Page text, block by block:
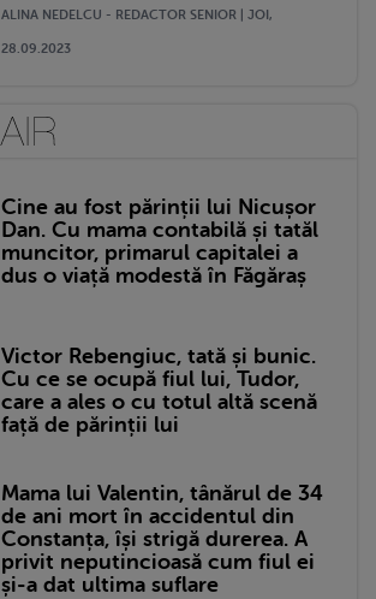
ALINA NEDELCU - REDACTOR SENIOR | JOI,
28.09.2023
Cine au fost părinții lui Nicușor
Dan. Cu mama contabilă și tatăl
muncitor, primarul capitalei a
dus o viață modestă în Făgăraș
Victor Rebengiuc, tată și bunic.
Cu ce se ocupă fiul lui, Tudor,
care a ales o cu totul altă scenă
față de părinții lui
Mama lui Valentin, tânărul de 34
de ani mort în accidentul din
Constanța, își strigă durerea. A
privit neputincioasă cum fiul ei
și-a dat ultima suflare